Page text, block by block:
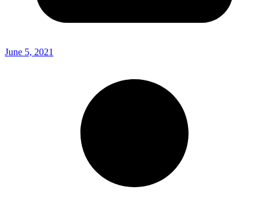
June 5, 2021